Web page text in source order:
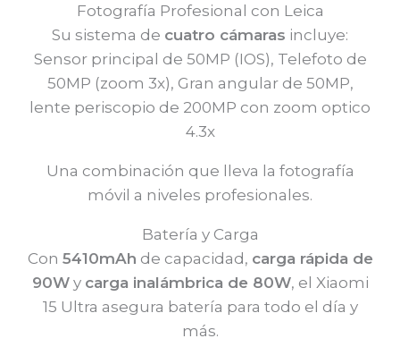
Fotografía Profesional con Leica
Su sistema de cuatro cámaras incluye:
Sensor principal de 50MP (IOS), Telefoto de
50MP (zoom 3x), Gran angular de 50MP,
lente periscopio de 200MP con zoom optico
4.3x
Una combinación que lleva la fotografía
móvil a niveles profesionales.
Batería y Carga
Con 5410mAh de capacidad, carga rápida de
90Wy carga inalámbrica de 80W, el Xiaomi
15 Ultra asegura batería para todo el día y
más.